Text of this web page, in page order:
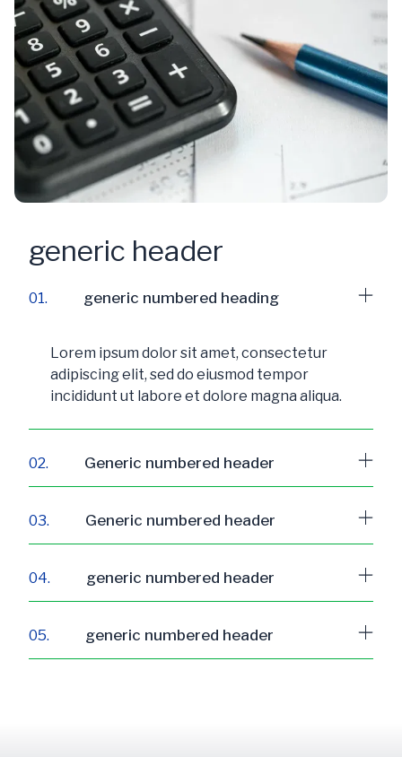
generic header
01. generic numbered heading
Lorem ipsum dolor sit amet, consectetur
adipiscing elit, sed do eiusmod tempor
incididunt ut labore et dolore magna aliqua.
02. Generic numbered header
Lorem ipsum dolor sit amet, consectetur
adipiscing elit, sed do eiusmod tempor
03. Generic numbered header
Lorem ipsum dolor sit amet, consectetur
adipiscing elit, sed do eiusmod tempor
04. generic numbered header
Lorem ipsum dolor sit amet, consectetur
adipiscing elit, sed do eiusmod tempor
05. generic numbered header